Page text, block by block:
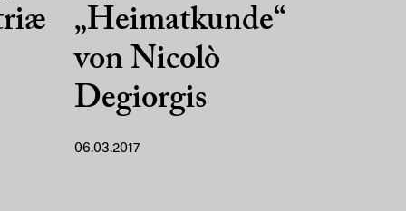
„Heimatkunde“
von Nicolò
Degiorgis
06.03.2017